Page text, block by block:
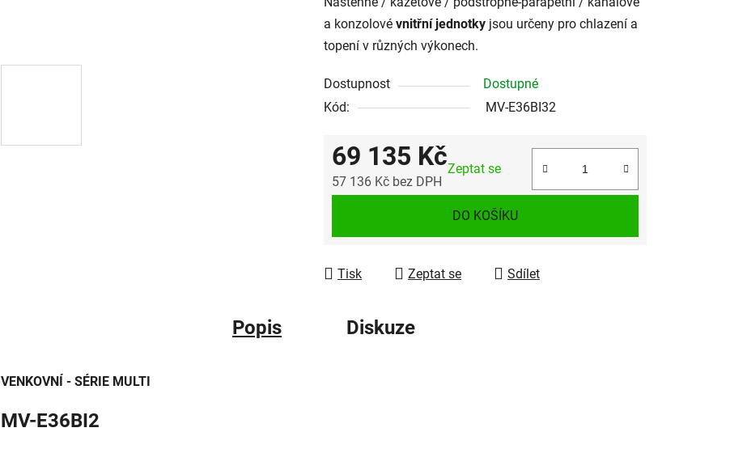
a konzolové vnitřní jednotky jsou určeny pro chlazení a
topení v různých výkonech.
Dostupnost
Dostupné
Kód:
MV-E36BI32
69 135 Kč
57 136 Kč bez DPH
Zeptat se
DO KOŠÍKU
Tisk Zeptat se Sdílet
Popis Diskuze
VENKOVNÍ - SÉRIE MULTI
MV-E36BI2